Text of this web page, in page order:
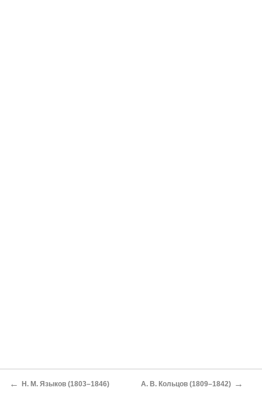
← Н. М. Языков (1803–1846) А. В. Кольцов (1809–1842) →